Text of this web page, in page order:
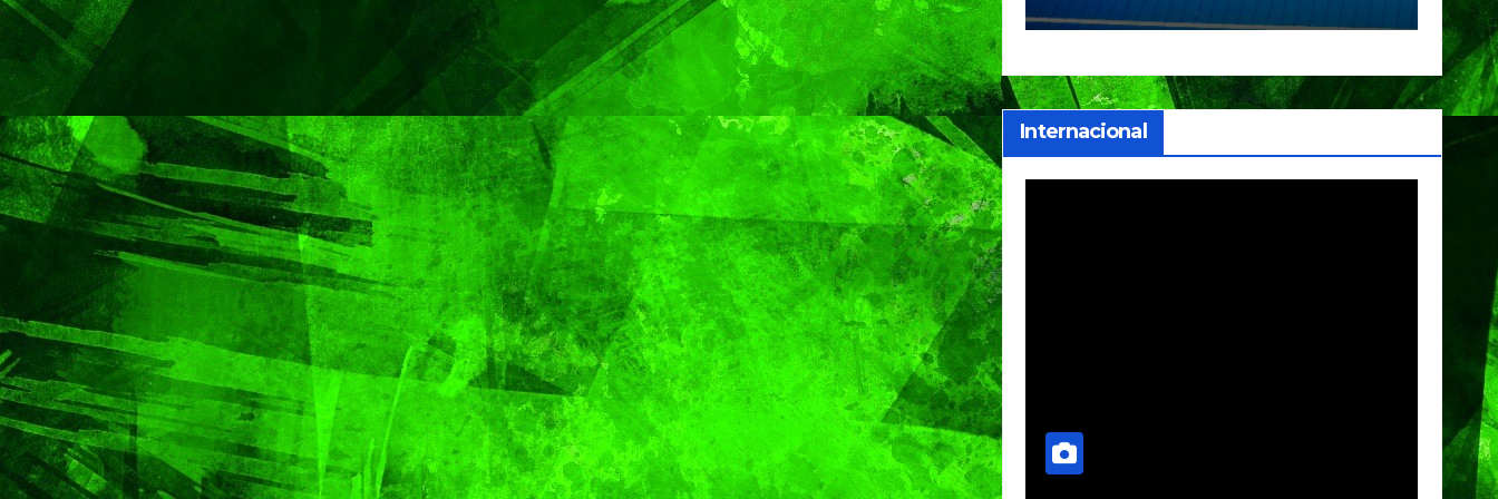
Capital
Gobierno de Pepe
Chedraui
Festival Máster de
Voleibol
clasifica a
competencias
internacionales
Internacional